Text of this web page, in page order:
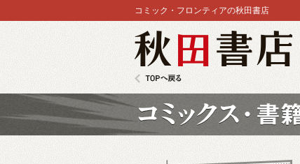
コミック・フロンティアの秋田書店